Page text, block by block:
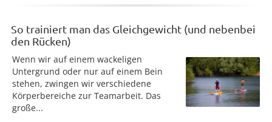
So trainiert man das Gleichgewicht (und nebenbei
den Rücken)
Wenn wir auf einem wackeligen
Untergrund oder nur auf einem Bein
stehen, zwingen wir verschiedene
Körperbereiche zur Teamarbeit. Das
große...